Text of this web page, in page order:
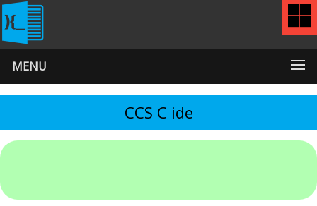
MENU
CCS C ide